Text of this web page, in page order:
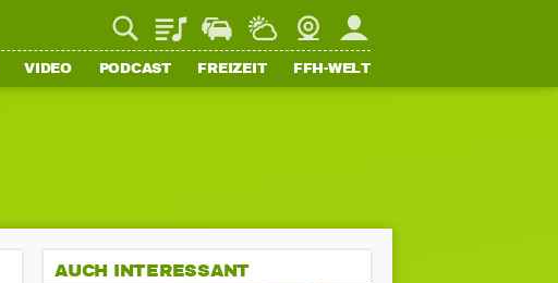
PlaylistStaupilotWetterWebcamMein FFH
VIDEO PODCAST FREIZEIT FFH-WELT
AUCH INTERESSANT